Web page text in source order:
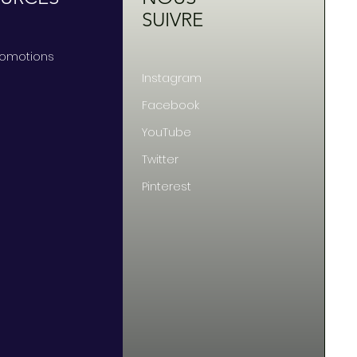
SUIVRE
Instagram
Facebook
YouTube
Twitter
Pinterest